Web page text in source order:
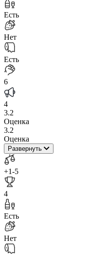
Есть
Нет
Есть
6
4
3.2
Оценка
3.2
Оценка
Развернуть
+1-5
4
Есть
Нет